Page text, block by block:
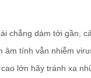
chẳng dám tới gần,
âm tính vẫn nhiễm
lớn hãy tránh xa